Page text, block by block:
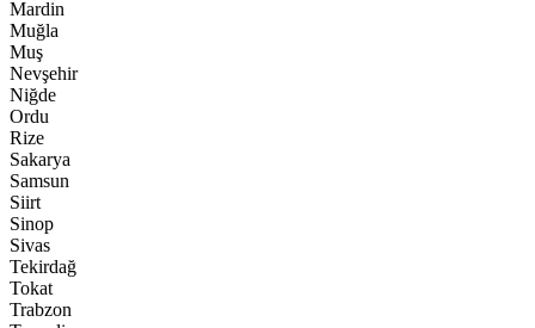
Mardin
Muğla
Muş
Nevşehir
Niğde
Ordu
Rize
Sakarya
Samsun
Siirt
Sinop
Sivas
Tekirdağ
Tokat
Trabzon